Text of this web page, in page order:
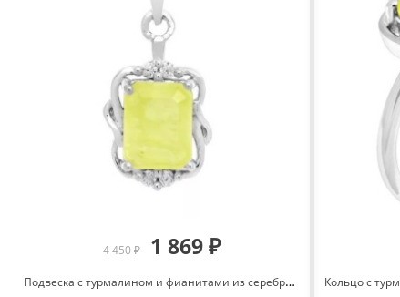
4 450 ₽ 1 869 ₽
Подвеска с турмалином и фианитами из серебра 925 с родированием 648259